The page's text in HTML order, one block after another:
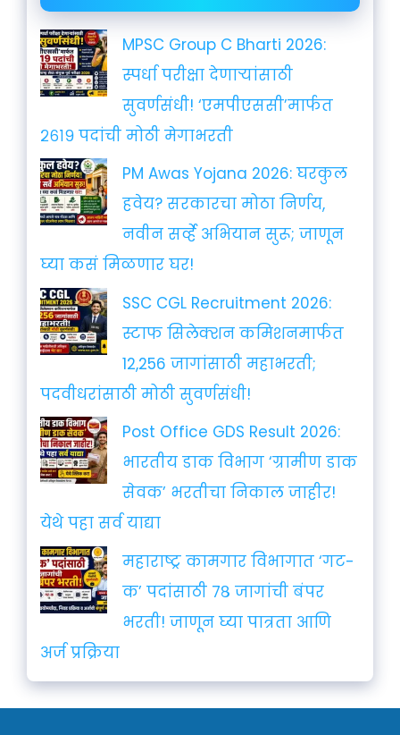
MPSC Group C Bharti 2026:
स्पर्धा परीक्षा देणाऱ्यांसाठी
सुवर्णसंधी! ‘एमपीएससी’मार्फत
२६१९ पदांची मोठी मेगाभरती
PM Awas Yojana 2026: घरकुल
हवेय? सरकारचा मोठा निर्णय,
नवीन सर्व्हे अभियान सुरू; जाणून
घ्या कसं मिळणार घर!
SSC CGL Recruitment 2026:
स्टाफ सिलेक्शन कमिशनमार्फत
12,256 जागांसाठी महाभरती;
पदवीधरांसाठी मोठी सुवर्णसंधी!
Post Office GDS Result 2026:
भारतीय डाक विभाग ‘ग्रामीण डाक
सेवक’ भरतीचा निकाल जाहीर!
येथे पहा सर्व याद्या
महाराष्ट्र कामगार विभागात ‘गट-
क’ पदांसाठी ७८ जागांची बंपर
भरती! जाणून घ्या पात्रता आणि
अर्ज प्रक्रिया